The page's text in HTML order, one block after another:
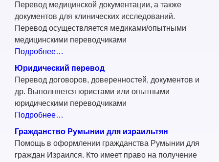
Перевод медицинской документации, а также
документов для клинических исследований.
Перевод осуществляется медиками/опытными
медицинскими переводчиками
Подробнее…
Юридический перевод
Перевод договоров, доверенностей, документов и
др. Выполняется юристами или опытными
юридическими переводчиками
Подробнее…
Гражданство Румынии для израильтян
Помощь в оформлении гражданства Румынии для
граждан Израился. Кто имеет право на получение